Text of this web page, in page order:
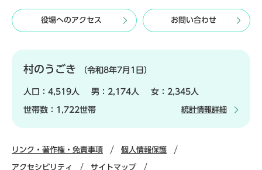
役場へのアクセス お問い合わせ
村のうごき （令和8年7月1日）
人口： 4,519人 男： 2,174人 女： 2,345人
世帯数： 1,722世帯 統計情報詳細
リンク・著作権・免責事項 個人情報保護
アクセシビリティ サイトマップ